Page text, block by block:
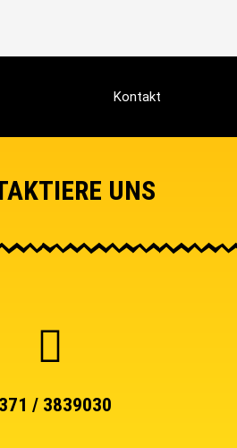
Kontakt
UNS
/ 3839030